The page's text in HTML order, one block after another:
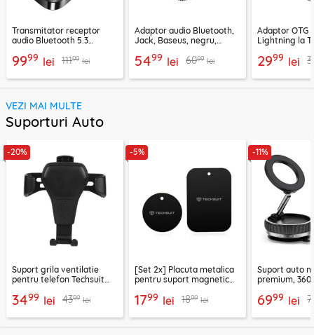
Transmitator receptor
audio Bluetooth 5.3
9999 lei 11199 lei
Adaptor audio Bluetooth,
Jack, Baseus, negru,
5499 lei 6099 lei
Adaptor OTG
Lightning la
2999 lei
VEZI MAI MULTE
Suporturi Auto
-20%
Suport grila ventilatie
pentru telefon Techsuit
3499 lei 4399 lei
-5%
[Set 2x] Placuta metalica
pentru suport magnetic
negru
1799 lei 1899 lei
-11%
Suport auto
premium,
6999 lei